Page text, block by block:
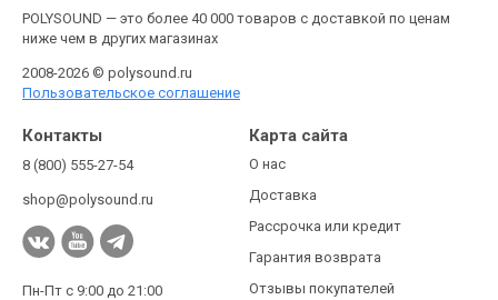
POLYSOUND — это более 40 000 товаров с доставкой по ценам
ниже чем в других магазинах
2008-2026 © polysound.ru
Пользовательское соглашение
Контакты
8 (800) 555-27-54
shop@polysound.ru
Пн-Пт с 9:00 до 21:00
Карта сайта
О нас
Доставка
Рассрочка или кредит
Гарантия возврата
Отзывы покупателей